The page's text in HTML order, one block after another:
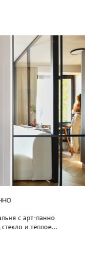
с арт-панно
и тёплое...